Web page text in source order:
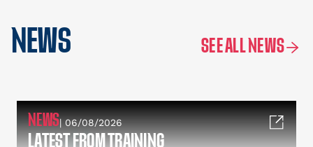
NEWS SEE ALL NEWS
NEWS| 06/08/2026
LATEST FROM TRAINING